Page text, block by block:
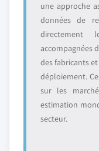
une approche
données de
directement
accompagnées
des fabricants
déploiement.
sur les
estimation
secteur.